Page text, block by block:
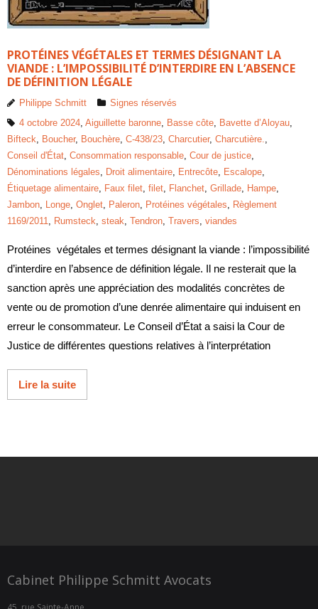
PROTÉINES VÉGÉTALES ET TERMES DÉSIGNANT LA
VIANDE : L’IMPOSSIBILITÉ D’INTERDIRE EN L’ABSENCE
DE DÉFINITION LÉGALE
Philippe Schmitt
Signes réservés
4 octobre 2024, Aiguillette baronne, Basse côte, Bavette d’Aloyau,
Bifteck, Boucher, Bouchère, C-438/23, Charcutier, Charcutière.,
Conseil d'État, Consommation responsable, Cour de justice,
Dénominations légales, Droit alimentaire, Entrecôte, Escalope,
Étiquetage alimentaire, Faux filet, filet, Flanchet, Grillade, Hampe,
Jambon, Longe, Onglet, Paleron, Protéines végétales, Règlement
1169/2011, Rumsteck, steak, Tendron, Travers, viandes
Protéines végétales et termes désignant la viande : l’impossibilité
d’interdire en l’absence de définition légale. Il ne resterait que la
sanction après une appréciation des modalités concrètes de
vente ou de promotion d’une denrée alimentaire qui induisent en
erreur le consommateur. Le Conseil d’État a saisi la Cour de
Justice de différentes questions relatives à l’interprétation
Lire la suite
Cabinet Philippe Schmitt Avocats